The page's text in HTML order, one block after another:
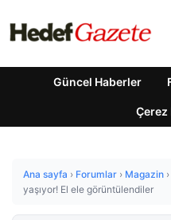
Güncel Haberler
Çerez
Ana sayfa › Forumlar › Magazin ›
yaşıyor! El ele görüntülendiler